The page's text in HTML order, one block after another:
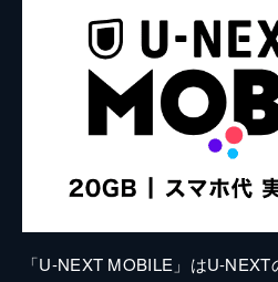
「U-NEXT MOBILE」はU-